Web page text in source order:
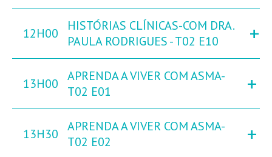
12H00
HISTÓRIAS CLÍNICAS-COM DRA.
PAULA RODRIGUES - T02 E10
+
13H00
APRENDA A VIVER COM ASMA-
T02 E01
+
13H30
APRENDA A VIVER COM ASMA-
T02 E02
+